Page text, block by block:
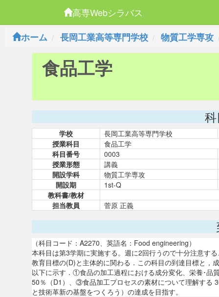
高専Webシラバス
ホーム
長岡工業高等専門学校 物質工学専攻
食品工学
学校
長岡工業高等専門学校
授業科目
食品工学
科目番号
0003
授業形態
講義
開設学科
物質工学専攻
開設期
1st-Q
教科書/教材
担当教員
菅原 正義
（科目コード：A2270、英語名：Food engineering）
本科目は第3学期に実施する。週に2回行うので十分注意す
教育目標の(D)と主体的に関わる．この科目の到達目標と，
以下に示す．①食品の加工過程における成分変化、栄養･
50％（D1）、③食品加工プロセスの素材について理解する
と技術革新の基盤をつくろう）の達成を目指す。